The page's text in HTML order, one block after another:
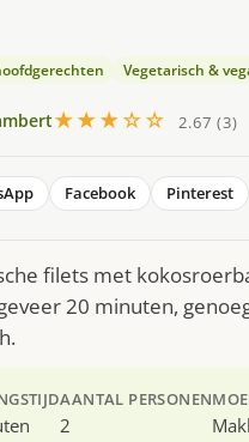
Vegetarisch &
★★★☆☆ 2.67 (3)
Facebook Pinterest
filets met
20 minuten,
AANTAL PERSONEN
2